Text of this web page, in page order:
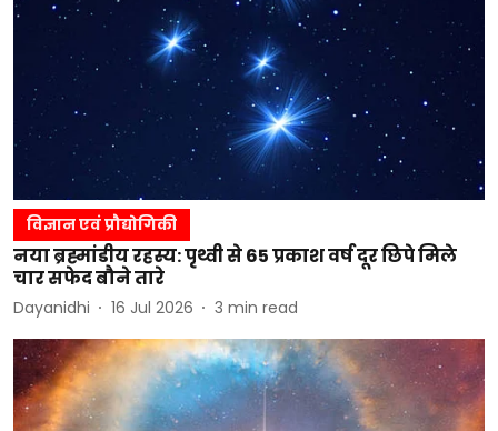
विज्ञान एवं प्रौद्योगिकी
नया ब्रह्मांडीय रहस्य: पृथ्वी से 65 प्रकाश वर्ष दूर छिपे मिले
चार सफेद बौने तारे
Dayanidhi 16 Jul 2026 3 min read